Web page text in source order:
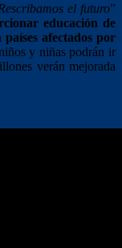
el futuro”
educación de
afectados por
y niñas podrán ir
verán mejorada